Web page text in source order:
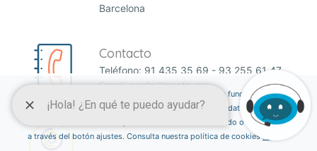
Barcelona
Contacto
Teléfono: 91 435 35 69 - 93 255 61 47
Email:anefp@anefp.org
Esta página web usa cookies para permitir el correcto funcionamiento de
la web y mejorar la experiencia del usuario a través de datos estadísticos.
Puedes informarte sobre qué cookies estamos utilizando o desactivarlas
a través del botón ajustes. Consulta nuestra política de cookies aquí